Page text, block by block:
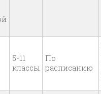
5-11
классы
По
расписанию